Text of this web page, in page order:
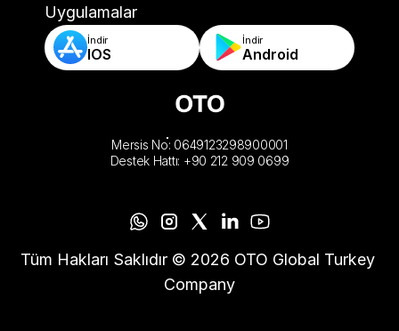
-Otomatik Sipariş Doğrulama & Kurallar
Uygulamalar
İndir
IOS
İndir
Android
Mersis No: 0649123298900001
Destek Hattı: +90 212 909 0699
Tüm Hakları Saklıdır © 2026 OTO Global Turkey
Company